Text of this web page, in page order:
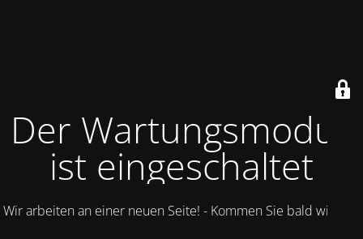
Der Wartungsmodus
ist eingeschaltet
Wir arbeiten an einer neuen Seite! - Kommen Sie bald wieder.